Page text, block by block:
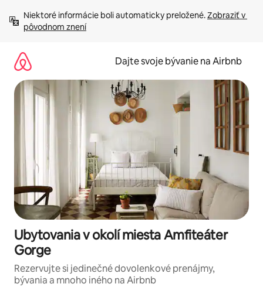
obsah.
Niektoré informácie boli automaticky preložené. Zobraziť v
pôvodnom znení
Dajte svoje bývanie na Airbnb
Ubytovania v okolí miesta Amfiteáter
Gorge
Rezervujte si jedinečné dovolenkové prenájmy,
bývania a mnoho iného na Airbnb